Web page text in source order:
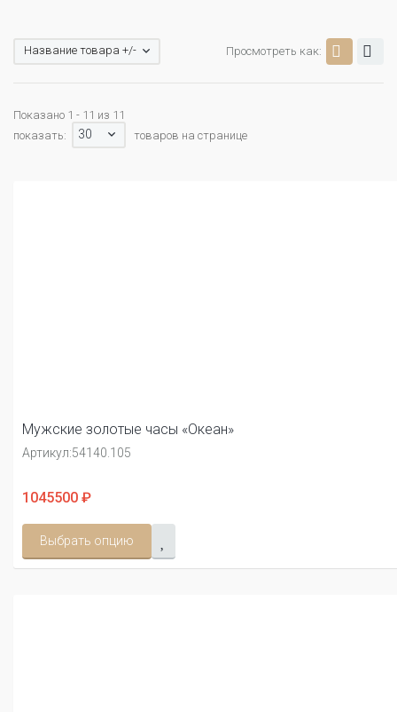
Просмотреть как:
Название товара +/-
Показано 1 - 11 из 11
показать:
30 товаров на странице
Мужские золотые часы «Океан»
Артикул:54140.105
1045500 ₽
Выбрать опцию